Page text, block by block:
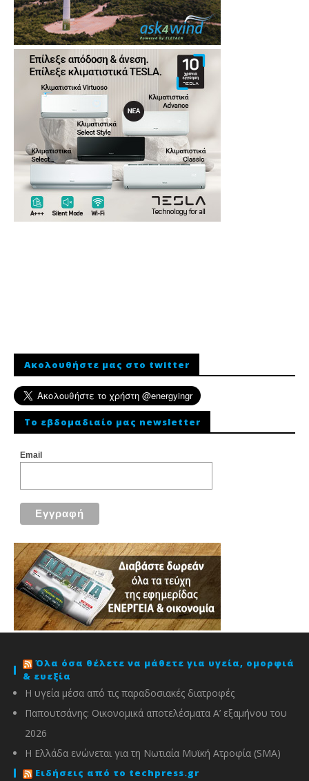
Ακολουθήστε μας στο twitter
To εβδομαδιαίο μας newsletter
Email
Όλα όσα θέλετε να μάθετε για υγεία, ομορφιά
& ευεξία
Η υγεία μέσα από τις παραδοσιακές διατροφές
Παπουτσάνης: Οικονομικά αποτελέσματα Α’ εξαμήνου του
2026
Η Ελλάδα ενώνεται για τη Νωτιαία Μυϊκή Ατροφία (SMA)
Ειδήσεις από το techpress.gr